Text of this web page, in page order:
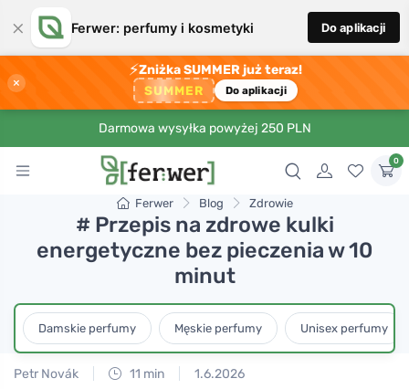
× Ferwer: perfumy i kosmetyki Do aplikacji
×
⚡Zniżka SUMMER już teraz!
SUMMER Do aplikacji
Darmowa wysyłka powyżej 250 PLN
0
Ferwer Blog Zdrowie
# Przepis na zdrowe kulki
energetyczne bez pieczenia w 10
minut
Damskie perfumy Męskie perfumy Unisex perfumy
Petr Novák 11 min 1.6.2026